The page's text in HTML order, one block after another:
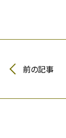
前の記事